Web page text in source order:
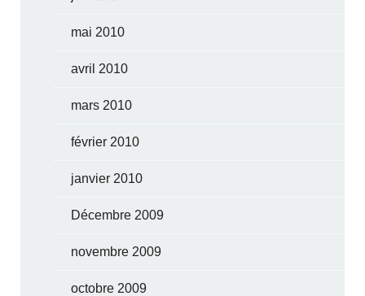
mai 2010
avril 2010
mars 2010
février 2010
janvier 2010
Décembre 2009
novembre 2009
octobre 2009